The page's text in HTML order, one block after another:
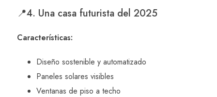
📍4. Una casa futurista del 2025
Características:
Diseño sostenible y automatizado
Paneles solares visibles
Ventanas de piso a techo